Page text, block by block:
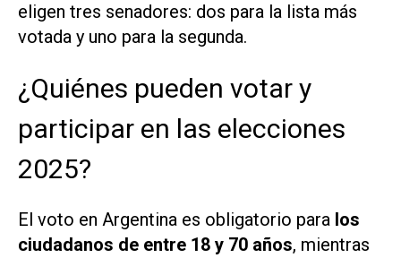
eligen tres senadores: dos para la lista más
votada y uno para la segunda.
¿Quiénes pueden votar y
participar en las elecciones
2025?
El voto en Argentina es obligatorio para los
ciudadanos de entre 18 y 70 años, mientras